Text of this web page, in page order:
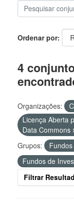
Ordenar por
4
Organizações:
Licença Aberta
Data Commons
Grupos:
Fundos de
Filtrar